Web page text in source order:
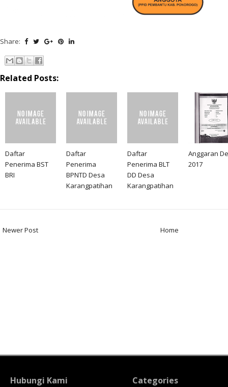
Share:
Related Posts:
Daftar
Penerima BST
BRI
Daftar
Penerima
BPNTD Desa
Karangpatihan
Daftar
Penerima BLT
DD Desa
Karangpatihan
Anggaran
2017
Newer Post Home
Hubungi Kami Categories